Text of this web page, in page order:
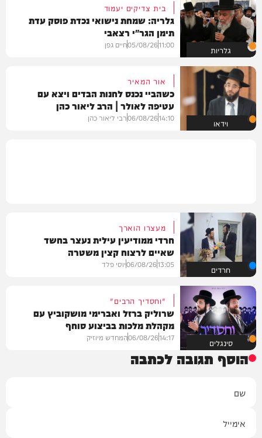
גלריות
בית צדיקים יעמוד
גלריה: שמחת נישואי נכדת פוסק עדת
תימן הגר"י רצאבי
11:00
05/08/26חיים גפן
וידאו
אור המאיר
כשהביי נכנס לחנות הבדים ויצא עם
עטיפה לאולר | הרב ליאור כהן
14:10
06/08/26רבי ליאור כהן
חרדים
מעצרו הוארך
חרדי ממודיעין עילית נעצר בחשד
שאיים לרצוח קצין משטרה
13:05
06/08/26יוסי פלד
סינגלים
"וחסדיך הרבים"
שרוליק ברזל ואברימי מושקוביץ עם
מקהלת מלכות בביצוע סוחף
14:17
06/08/26המחדש מיוזיק
הוסף תגובה לכתבה